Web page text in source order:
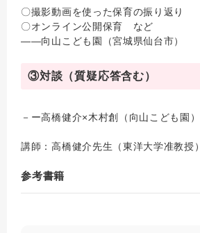
〇撮影動画を使った保育の振り返り
〇オンライン公開保育 など
――向山こども園（宮城県仙台市）
③対談（質疑応答含む）
－ー高橋健介×木村創（向山こども園）
講師：高橋健介先生（東洋大学准教授）
参考書籍